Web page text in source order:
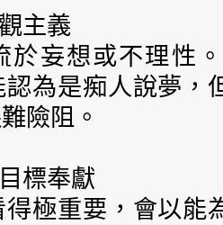
主義
於妄想或不理性
為是痴人說夢，
險阻。
標奉獻
極重要，會以能